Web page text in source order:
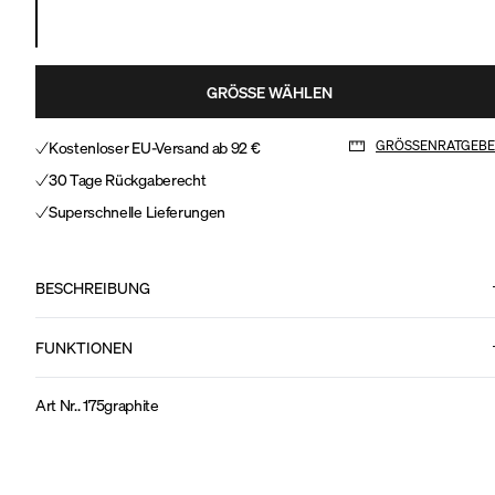
GRÖSSE WÄHLEN
Kostenloser EU-Versand ab 92 €
30 Tage Rückgaberecht
Superschnelle Lieferungen
BESCHREIBUNG
FUNKTIONEN
Art Nr..175graphite